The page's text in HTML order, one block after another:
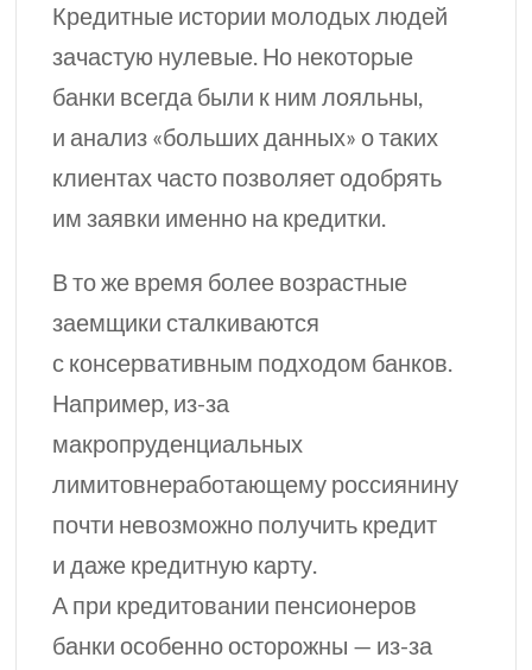
Кредитные истории молодых людей
зачастую нулевые. Но некоторые
банки всегда были к ним лояльны,
и анализ «больших данных» о таких
клиентах часто позволяет одобрять
им заявки именно на кредитки.
Вто же время более возрастные
заемщики сталкиваются
с консервативным подходом банков.
Например, из-за
макропруденциальных
лимитовнеработающему россиянину
почти невозможно получить кредит
и даже кредитную карту.
А при кредитовании пенсионеров
банки особенно осторожны — из-за